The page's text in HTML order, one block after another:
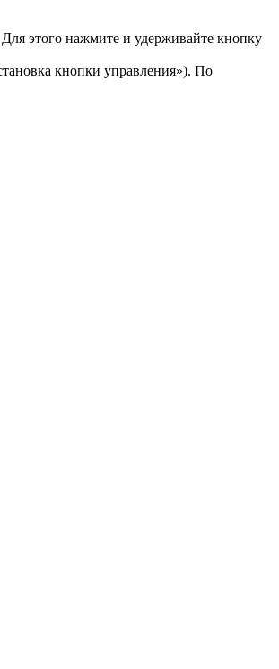
этого нажмите и удерживайте кнопку
кнопки управления»). По